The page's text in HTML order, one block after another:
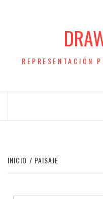
REPRESENTACIÓN
INICIO PAISAJE